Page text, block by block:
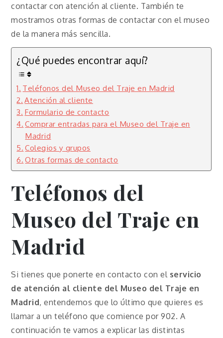
contactar con atención al cliente. También te
mostramos otras formas de contactar con el museo
de la manera más sencilla.
¿Qué puedes encontrar aquí?
Teléfonos del Museo del Traje en Madrid
Atención al cliente
Formulario de contacto
Comprar entradas para el Museo del Traje en
Madrid
Colegios y grupos
Otras formas de contacto
Teléfonos del
Museo del Traje en
Madrid
Si tienes que ponerte en contacto con el servicio
de atención al cliente del Museo del Traje en
Madrid, entendemos que lo último que quieres es
llamar a un teléfono que comience por 902. A
continuación te vamos a explicar las distintas